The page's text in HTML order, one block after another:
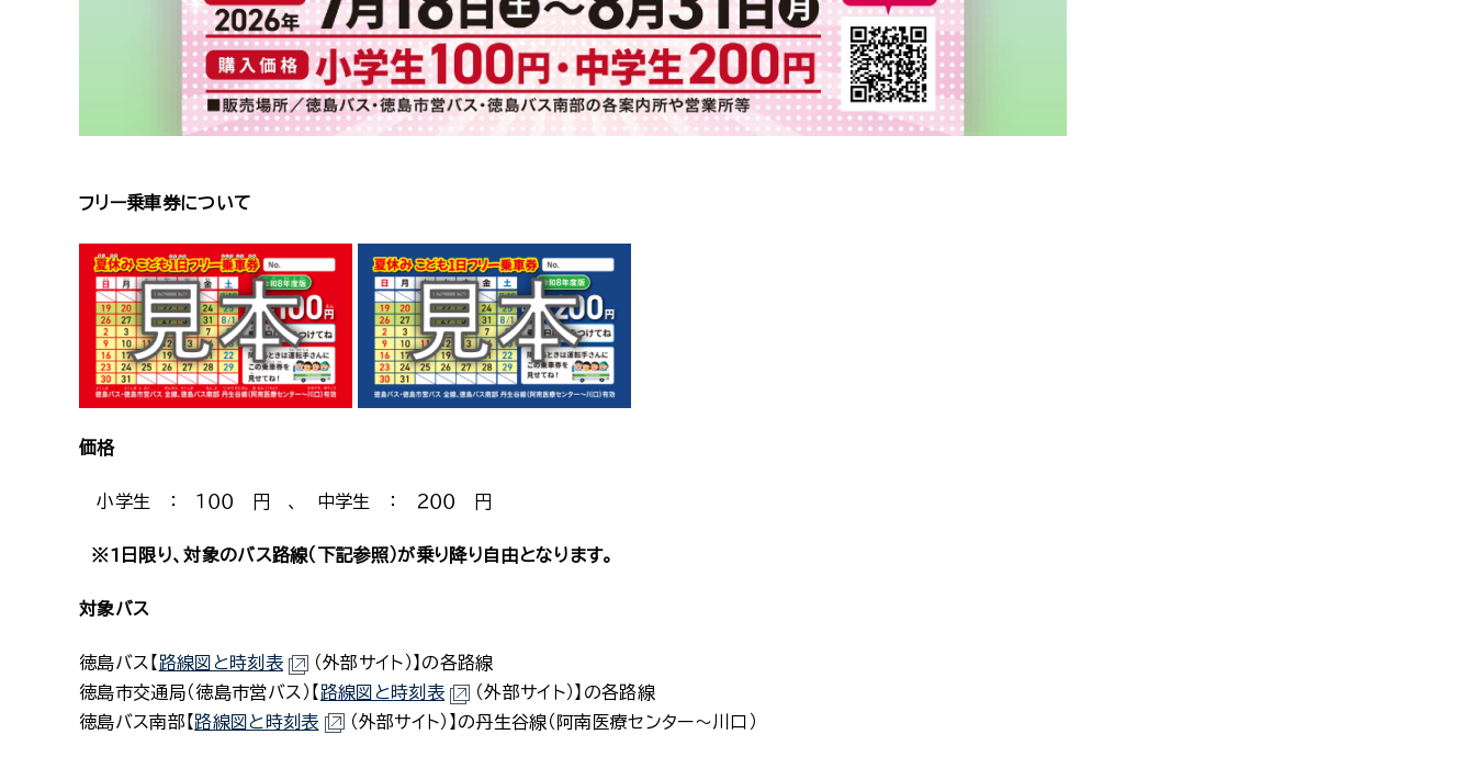
フリー乗車券について
価格
小学生 ： １００ 円 、 中学生 ： ２００ 円
※1日限り、対象のバス路線（下記参照）が乗り降り自由となります。
対象バス
徳島バス【 路線図と時刻表
（外部サイト）】の各路線
徳島市交通局（徳島市営バス）【 路線図と時刻表
（外部サイト）】の各路線
徳島バス南部【路線図と時刻表 （外部サイト）】の丹生谷線（阿南医療センター～川口）